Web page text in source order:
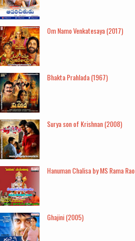
Om Namo Venkatesaya (2017)
Bhakta Prahlada (1967)
Surya son of Krishnan (2008)
Hanuman Chalisa by MS Rama Rao
Ghajini (2005)